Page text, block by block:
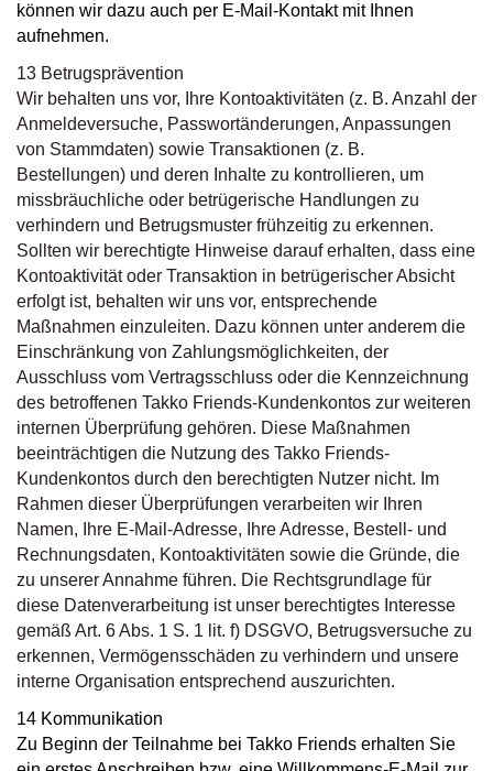
können wir dazu auch per E-Mail-Kontakt mit Ihnen
aufnehmen.
13 Betrugsprävention
Wir behalten uns vor, Ihre Kontoaktivitäten (z. B. Anzahl der
Anmeldeversuche, Passwortänderungen, Anpassungen
von Stammdaten) sowie Transaktionen (z. B.
Bestellungen) und deren Inhalte zu kontrollieren, um
missbräuchliche oder betrügerische Handlungen zu
verhindern und Betrugsmuster frühzeitig zu erkennen.
Sollten wir berechtigte Hinweise darauf erhalten, dass eine
Kontoaktivität oder Transaktion in betrügerischer Absicht
erfolgt ist, behalten wir uns vor, entsprechende
Maßnahmen einzuleiten. Dazu können unter anderem die
Einschränkung von Zahlungsmöglichkeiten, der
Ausschluss vom Vertragsschluss oder die Kennzeichnung
des betroffenen Takko Friends-Kundenkontos zur weiteren
internen Überprüfung gehören. Diese Maßnahmen
beeinträchtigen die Nutzung des Takko Friends-
Kundenkontos durch den berechtigten Nutzer nicht. Im
Rahmen dieser Überprüfungen verarbeiten wir Ihren
Namen, Ihre E-Mail-Adresse, Ihre Adresse, Bestell- und
Rechnungsdaten, Kontoaktivitäten sowie die Gründe, die
zu unserer Annahme führen. Die Rechtsgrundlage für
diese Datenverarbeitung ist unser berechtigtes Interesse
gemäß Art. 6 Abs. 1 S. 1 lit. f) DSGVO, Betrugsversuche zu
erkennen, Vermögensschäden zu verhindern und unsere
interne Organisation entsprechend auszurichten.
14 Kommunikation
Zu Beginn der Teilnahme bei Takko Friends erhalten Sie